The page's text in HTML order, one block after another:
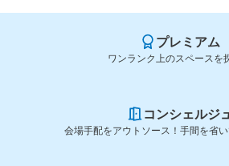
プレミアム
ワンランク上のスペースを
コンシェルジ
会場手配をアウトソース！手間を省い